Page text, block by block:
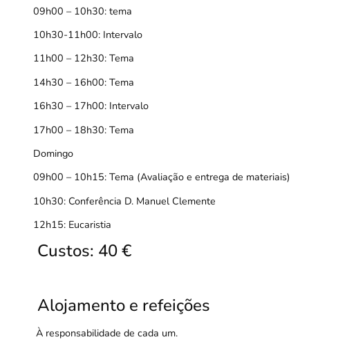
09h00 – 10h30: tema
10h30-11h00: Intervalo
11h00 – 12h30: Tema
14h30 – 16h00: Tema
16h30 – 17h00: Intervalo
17h00 – 18h30: Tema
Domingo
09h00 – 10h15: Tema (Avaliação e entrega de materiais)
10h30: Conferência D. Manuel Clemente
12h15: Eucaristia
Custos: 40 €
Alojamento e refeições
À responsabilidade de cada um.